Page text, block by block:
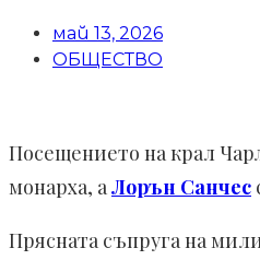
май 13, 2026
ОБЩЕСТВО
Посещението на крал
монарха, аЛорън Санчес
Прясната съпруга на